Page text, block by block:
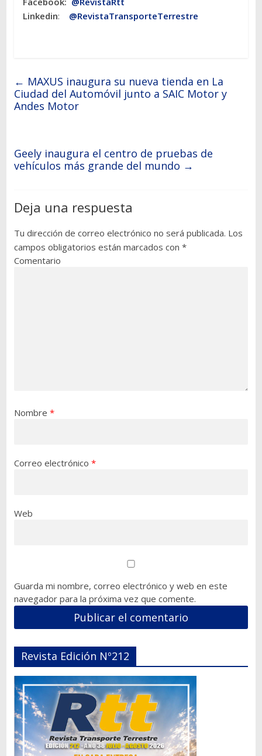
Linkedin: @RevistaTransporteTerrestre
← MAXUS inaugura su nueva tienda en La
Ciudad del Automóvil junto a SAIC Motor y
Andes Motor
Geely inaugura el centro de pruebas de
vehículos más grande del mundo →
Deja una respuesta
Tu dirección de correo electrónico no será publicada. Los
campos obligatorios están marcados con *
Comentario
Nombre *
Correo electrónico *
Web
Guarda mi nombre, correo electrónico y web en este
navegador para la próxima vez que comente.
Revista Edición Nº212